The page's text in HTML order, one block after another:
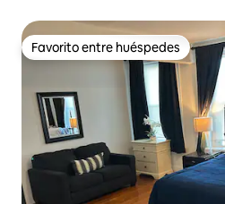
Favorito entre huéspedes
Favorito entre huéspedes